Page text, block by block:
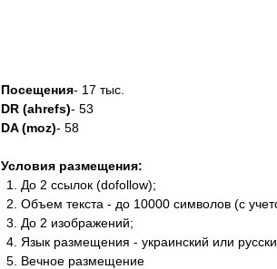
Посещения- 17 тыс.
DR (ahrefs)- 53
DA (moz)- 58
Условия размещения:
До 2 ссылок (dofollow);
Объем текста - до 10000 символов (с
До 2 изображений;
Язык размещения - украинский или
Вечное размещение